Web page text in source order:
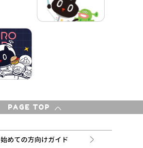
PAGE TOP
始めての方向けガイド